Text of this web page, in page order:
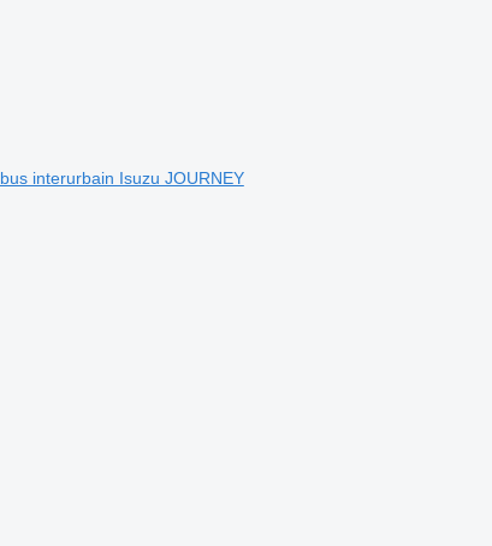
bus interurbain Isuzu JOURNEY